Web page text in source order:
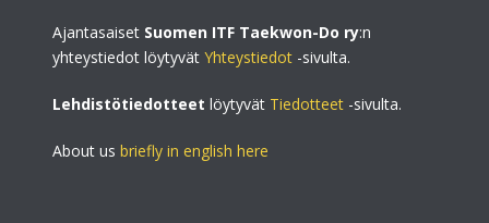
Ajantasaiset Suomen ITF Taekwon-Do ry:n
yhteystiedot löytyvätYhteystiedot -sivulta.
Lehdistötiedotteet löytyvät Tiedotteet -sivulta.
About usbriefly in english here